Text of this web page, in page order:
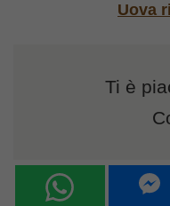
Uova
Ti è